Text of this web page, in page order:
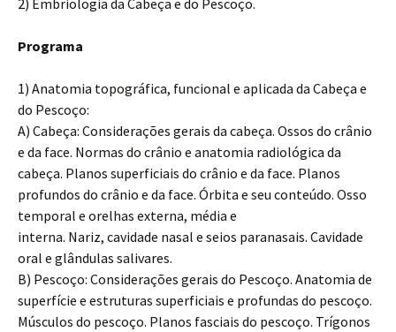
2) Embriologia da Cabeça e do Pescoço.
Programa
1) Anatomia topográfica, funcional e aplicada da Cabeça e
do Pescoço:
A) Cabeça: Considerações gerais da cabeça. Ossos do crânio
e da face. Normas do crânio e anatomia radiológica da
cabeça. Planos superficiais do crânio e da face. Planos
profundos do crânio e da face. Órbita e seu conteúdo. Osso
temporal e orelhas externa, média e
interna. Nariz, cavidade nasal e seios paranasais. Cavidade
oral e glândulas salivares.
B) Pescoço: Considerações gerais do Pescoço. Anatomia de
superfície e estruturas superficiais e profundas do pescoço.
Músculos do pescoço. Planos fasciais do pescoço. Trígonos